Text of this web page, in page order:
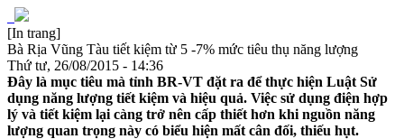
[In trang]
Bà Rịa Vũng Tàu tiết kiệm từ 5 -7% mức tiêu thụ năng lượng
Thứ tư, 26/08/2015 - 14:36
Đây là mục tiêu mà tỉnh BR-VT đặt ra để thực hiện Luật Sử
dụng năng lượng tiết kiệm và hiệu quả. Việc sử dụng điện hợp
lý và tiết kiệm lại càng trở nên cấp thiết hơn khi nguồn năng
lượng quan trọng này có biểu hiện mất cân đối, thiếu hụt.